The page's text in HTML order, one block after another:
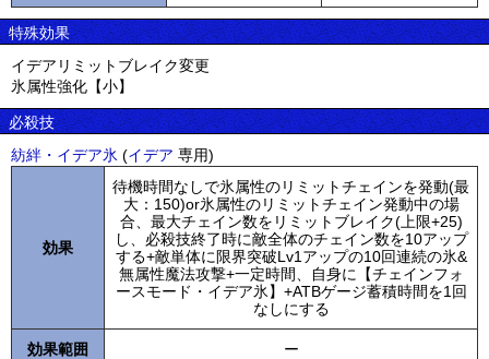
特殊効果
イデアリミットブレイク変更
氷属性強化【小】
必殺技
紡絆・イデア氷 (イデア 専用)
効果
待機時間なしで氷属性のリミットチェインを発動(最
大：150)or氷属性のリミットチェイン発動中の場
合、最大チェイン数をリミットブレイク(上限+25)
し、必殺技終了時に敵全体のチェイン数を10アップ
する+敵単体に限界突破Lv1アップの10回連続の氷&
無属性魔法攻撃+一定時間、自身に【チェインフォ
ースモード・イデア氷】+ATBゲージ蓄積時間を1回
なしにする
効果範囲 ー